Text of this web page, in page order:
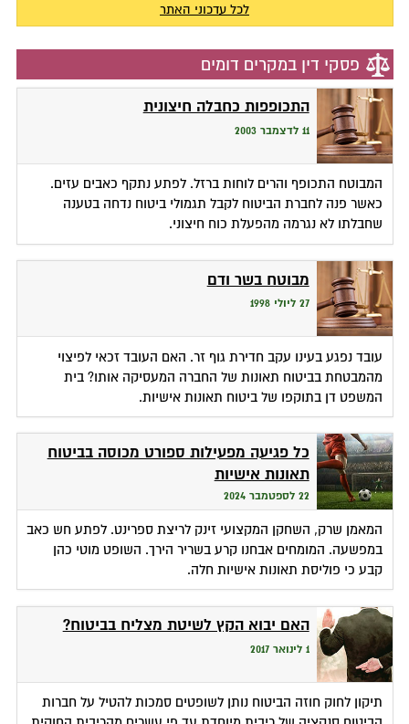
לכל עדכוני האתר
פסקי דין במקרים דומים
התכופפות כחבלה חיצונית
11 לדצמבר 2003
המבוטח התכופף והרים לוחות ברזל. לפתע נתקף כאבים עזים.
כאשר פנה לחברת הביטוח לקבל תגמולי ביטוח נדחה בטענה
שחבלתו לא נגרמה מהפעלת כוח חיצוני.
מבוטח בשר ודם
27 ליולי 1998
עובד נפגע בעינו עקב חדירת גוף זר. האם העובד זכאי לפיצוי
מהמבטחת בביטוח תאונות של החברה המעסיקה אותו? בית
המשפט דן בתוקפו של ביטוח תאונות אישיות.
כל פגיעה מפעילות ספורט מכוסה בביטוח
תאונות אישיות
22 לספטמבר 2024
המאמן שרק, השחקן המקצועי זינק לריצת ספרינט. לפתע חש כאב
במפשעה. המומחים אבחנו קרע בשריר הירך. השופט מוטי כהן
קבע כי פוליסת תאונות אישיות חלה.
האם יבוא הקץ לשיטת מצליח בביטוח?
1 לינואר 2017
תיקון לחוק חוזה הביטוח נותן לשופטים סמכות להטיל על חברות